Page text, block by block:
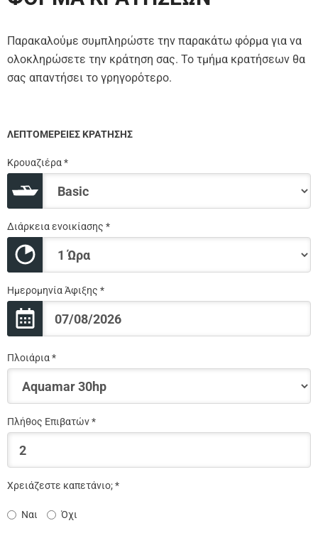
Παρακαλούμε συμπληρώστε την παρακάτω φόρμα για να
ολοκληρώσετε την κράτηση σας. Το τμήμα κρατήσεων θα
σας απαντήσει το γρηγορότερο.
ΛΕΠΤΟΜΕΡΕΙΕΣ ΚΡΑΤΗΣΗΣ
Κρουαζιέρα *
Διάρκεια ενοικίασης *
Ημερομηνία Άφιξης *
Πλοιάρια *
Πλήθος Επιβατών *
Χρειάζεστε καπετάνιο; *
Ναι Όχι